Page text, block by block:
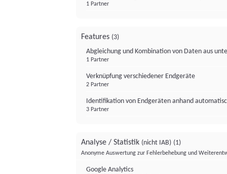
1 Partner
Features (3)
Abgleichung und Kombination von Daten aus
1 Partner
Verknüpfung verschiedener Endgeräte
2 Partner
Identifikation von Endgeräten anhand
3 Partner
Analyse / Statistik (nicht IAB) (1)
Anonyme Auswertung zur Fehlerbehebung und
Google Analytics